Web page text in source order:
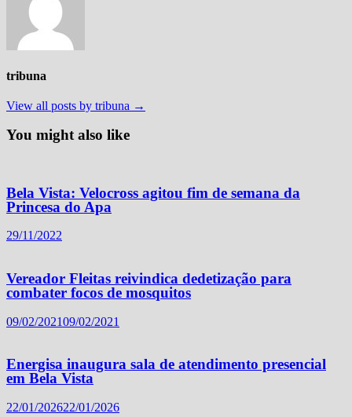
tribuna
View all posts by tribuna →
You might also like
Bela Vista: Velocross agitou fim de semana da
Princesa do Apa
29/11/2022
Vereador Fleitas reivindica dedetização para
combater focos de mosquitos
09/02/202109/02/2021
Energisa inaugura sala de atendimento presencial
em Bela Vista
22/01/202622/01/2026